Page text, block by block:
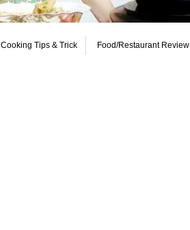
Cooking Tips & Trick Food/Restaurant Review